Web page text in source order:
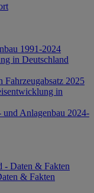
1991-2024
in Deutschland
Fahrzeugabsatz 2025
in
Anlagenbau 2024-
- Daten & Fakten
& Fakten